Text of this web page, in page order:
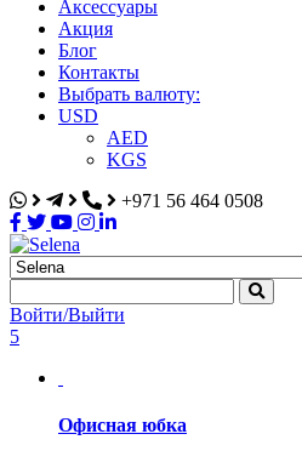
Аксессуары
Акция
Блог
Контакты
Выбрать валюту:
USD
AED
KGS
+971 56 464 0508
Selena
Интернет-магазин
Войти/Выйти
5
Офисная юбка